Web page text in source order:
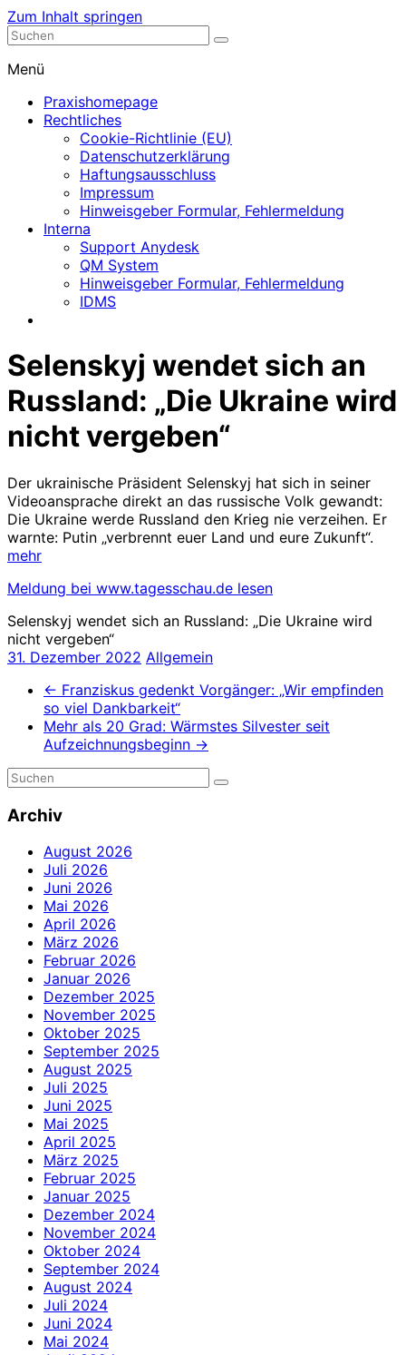
Zum Inhalt springen
Nephrologische Praxis mit Dialyse
Menü
Praxishomepage
Rechtliches
Cookie-Richtlinie (EU)
Datenschutzerklärung
Haftungsausschluss
Impressum
Hinweisgeber Formular, Fehlermeldung
Interna
Support Anydesk
QM System
Hinweisgeber Formular, Fehlermeldung
IDMS
Selenskyj wendet sich an
Russland: „Die Ukraine wird
nicht vergeben“
Der ukrainische Präsident Selenskyj hat sich in seiner
Videoansprache direkt an das russische Volk gewandt:
Die Ukraine werde Russland den Krieg nie verzeihen. Er
warnte: Putin „verbrennt euer Land und eure Zukunft“.
mehr
Meldung bei www.tagesschau.de lesen
Selenskyj wendet sich an Russland: „Die Ukraine wird
nicht vergeben“
31. Dezember 2022 Allgemein
← Franziskus gedenkt Vorgänger: „Wir empfinden
so viel Dankbarkeit“
Mehr als 20 Grad: Wärmstes Silvester seit
Aufzeichnungsbeginn →
Archiv
August 2026
Juli 2026
Juni 2026
Mai 2026
April 2026
März 2026
Februar 2026
Januar 2026
Dezember 2025
November 2025
Oktober 2025
September 2025
August 2025
Juli 2025
Juni 2025
Mai 2025
April 2025
März 2025
Februar 2025
Januar 2025
Dezember 2024
November 2024
Oktober 2024
September 2024
August 2024
Juli 2024
Juni 2024
Mai 2024